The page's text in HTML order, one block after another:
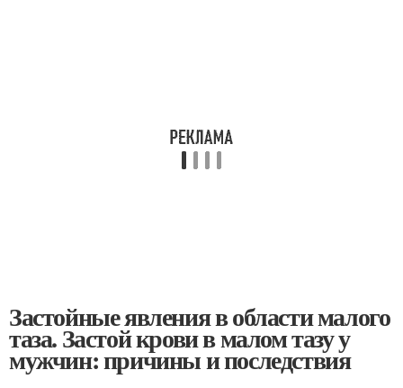
Застойные явления в области малого
таза. Застой крови в малом тазу у
мужчин: причины и последствия